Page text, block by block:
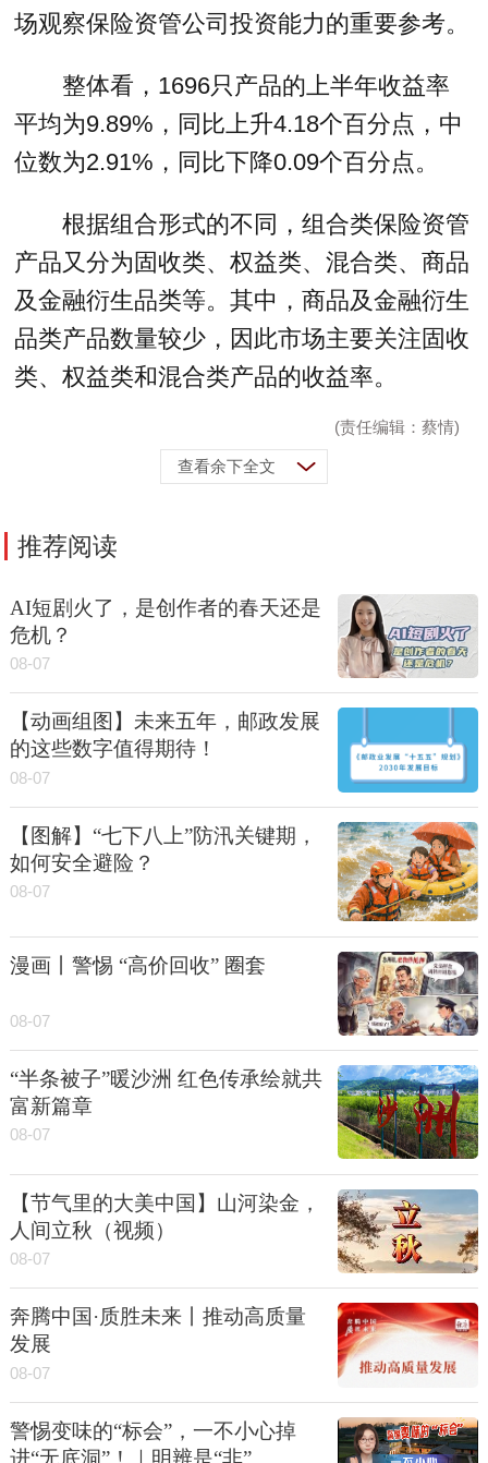
场观察保险资管公司投资能力的重要参考。
整体看，1696只产品的上半年收益率
平均为9.89%，同比上升4.18个百分点，中
位数为2.91%，同比下降0.09个百分点。
根据组合形式的不同，组合类保险资管
产品又分为固收类、权益类、混合类、商品
及金融衍生品类等。其中，商品及金融衍生
品类产品数量较少，因此市场主要关注固收
类、权益类和混合类产品的收益率。
(责任编辑：蔡情)
查看余下全文
推荐阅读
AI短剧火了，是创作者的春天还是
危机？
08-07
【动画组图】未来五年，邮政发展
的这些数字值得期待！
08-07
【图解】“七下八上”防汛关键期，
如何安全避险？
08-07
漫画丨警惕 “高价回收” 圈套
08-07
“半条被子”暖沙洲 红色传承绘就共
富新篇章
08-07
【节气里的大美中国】山河染金，
人间立秋（视频）
08-07
奔腾中国·质胜未来丨推动高质量
发展
08-07
警惕变味的“标会”，一不小心掉
进“无底洞”！｜明辨是“非”